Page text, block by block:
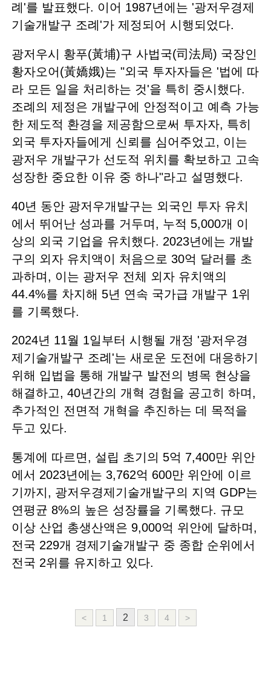
례'를 발표했다. 이어 1987년에는 '광저우경제
기술개발구 조례'가 제정되어 시행되었다.
광저우시 황푸(黃埔)구 사법국(司法局) 국장인
황자오어(黃嬌娥)는 "외국 투자자들은 '법에 따
라 모든 일을 처리하는 것'을 특히 중시했다.
조례의 제정은 개발구에 안정적이고 예측 가능
한 제도적 환경을 제공함으로써 투자자, 특히
외국 투자자들에게 신뢰를 심어주었고, 이는
광저우 개발구가 선도적 위치를 확보하고 고속
성장한 중요한 이유 중 하나"라고 설명했다.
40년 동안 광저우개발구는 외국인 투자 유치
에서 뛰어난 성과를 거두며, 누적 5,000개 이
상의 외국 기업을 유치했다. 2023년에는 개발
구의 외자 유치액이 처음으로 30억 달러를 초
과하며, 이는 광저우 전체 외자 유치액의
44.4%를 차지해 5년 연속 국가급 개발구 1위
를 기록했다.
2024년 11월 1일부터 시행될 개정 '광저우경
제기술개발구 조례'는 새로운 도전에 대응하기
위해 입법을 통해 개발구 발전의 병목 현상을
해결하고, 40년간의 개혁 경험을 공고히 하며,
추가적인 전면적 개혁을 추진하는 데 목적을
두고 있다.
통계에 따르면, 설립 초기의 5억 7,400만 위안
에서 2023년에는 3,762억 600만 위안에 이르
기까지, 광저우경제기술개발구의 지역 GDP는
연평균 8%의 높은 성장률을 기록했다. 규모
이상 산업 총생산액은 9,000억 위안에 달하며,
전국 229개 경제기술개발구 중 종합 순위에서
전국 2위를 유지하고 있다.
< 1 2 3 4 >